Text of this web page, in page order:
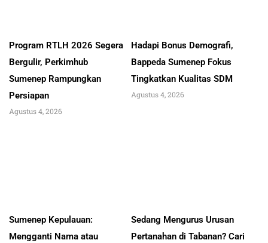
Program RTLH 2026 Segera
Bergulir, Perkimhub
Sumenep Rampungkan
Persiapan
Agustus 4, 2026
Hadapi Bonus Demografi,
Bappeda Sumenep Fokus
Tingkatkan Kualitas SDM
Agustus 4, 2026
Sumenep Kepulauan:
Mengganti Nama atau
Sedang Mengurus Urusan
Pertanahan di Tabanan? Cari